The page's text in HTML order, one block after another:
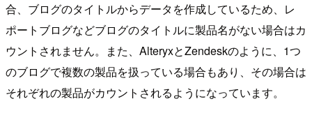
合、ブログのタイトルからデータを作成しているため、レ
ポートブログなどブログのタイトルに製品名がない場合はカ
ウントされません。また、AlteryxとZendeskのように、1つ
のブログで複数の製品を扱っている場合もあり、その場合は
それぞれの製品がカウントされるようになっています。